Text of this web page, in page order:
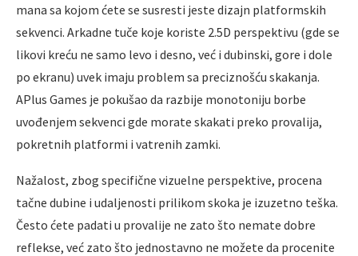
mana sa kojom ćete se susresti jeste dizajn platformskih
sekvenci. Arkadne tuče koje koriste 2.5D perspektivu (gde se
likovi kreću ne samo levo i desno, već i dubinski, gore i dole
po ekranu) uvek imaju problem sa preciznošću skakanja.
APlus Games je pokušao da razbije monotoniju borbe
uvođenjem sekvenci gde morate skakati preko provalija,
pokretnih platformi i vatrenih zamki.
Nažalost, zbog specifične vizuelne perspektive, procena
tačne dubine i udaljenosti prilikom skoka je izuzetno teška.
Često ćete padati u provalije ne zato što nemate dobre
reflekse, već zato što jednostavno ne možete da procenite